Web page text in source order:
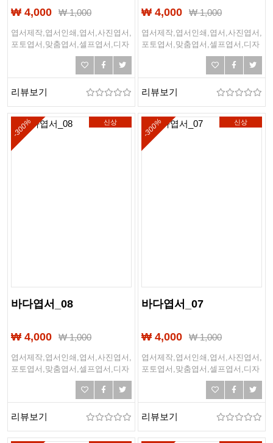
₩ 4,000 ₩1,000
엽서제작,엽서인쇄,엽서,사진엽서,
포토엽서,맞춤엽서,셀프엽서,디자
인엽서,여행엽서,여행,바다,바닷
가,해변,여름,해외여행
리뷰보기
₩ 4,000 ₩1,000
엽서제작,엽서인쇄,엽서,사진엽서,
포토엽서,맞춤엽서,셀프엽서,디자
인엽서,여행엽서,여행,바다,바닷
가,해변,여름,해외여행
리뷰보기
신상
-300%
바다엽서_08
₩ 4,000 ₩1,000
엽서제작,엽서인쇄,엽서,사진엽서,
포토엽서,맞춤엽서,셀프엽서,디자
인엽서,여행엽서,여행,바다,바닷
가,해변,여름,해외여행
리뷰보기
신상
-300%
바다엽서_07
₩ 4,000 ₩1,000
엽서제작,엽서인쇄,엽서,사진엽서,
포토엽서,맞춤엽서,셀프엽서,디자
인엽서,여행엽서,여행,바다,바닷
가,해변,여름,해외여행
리뷰보기